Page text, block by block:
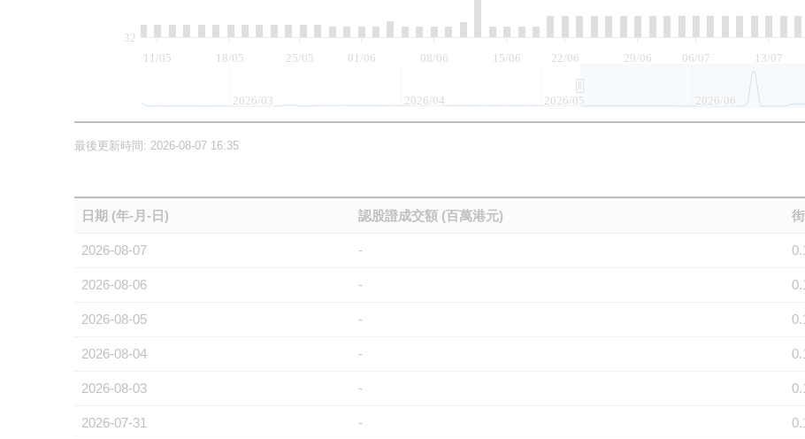
18/05 01/06 15/06 29/06 13/07
11/05 25/05 08/06 22/06 06/07
32
2026/03 2026/04 2026/05 2026/06
最後更新時間: 2026-08-07 16:35
日期 (年-月-日) 認股證成交額 (百萬港元)
2026-08-07 -
2026-08-06 -
2026-08-05 -
2026-08-04 -
2026-08-03 -
2026-07-31 -